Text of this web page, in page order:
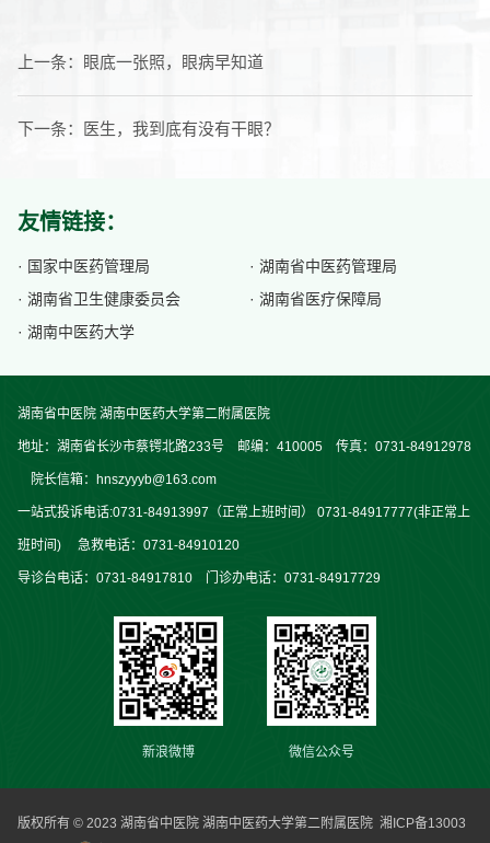
上一条： 眼底一张照，眼病早知道
下一条： 医生，我到底有没有干眼？
友情链接：
· 国家中医药管理局
· 湖南省中医药管理局
· 湖南省卫生健康委员会
· 湖南省医疗保障局
· 湖南中医药大学
湖南省中医院 湖南中医药大学第二附属医院
地址：湖南省长沙市蔡锷北路233号 邮编：410005 传真：0731-84912978
院长信箱：hnszyyyb@163.com
一站式投诉电话:0731-84913997（正常上班时间） 0731-84917777(非正常上
班时间) 急救电话：0731-84910120
导诊台电话：0731-84917810 门诊办电话：0731-84917729
新浪微博 微信公众号
版权所有 © 2023 湖南省中医院 湖南中医药大学第二附属医院 湘ICP备13003